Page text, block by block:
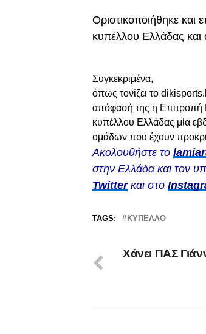
Οριστικοποιήθηκε και
κυπέλλου Ελλάδας και
Συγκεκριμένα,
όπως τονίζει το
απόφασή της η Επιτροπή
κυπέλλου Ελλάδας μία
ομάδων που έχουν
Ακολουθήστε το
στην Ελλάδα και τον
Twitterκαι στο
TAGS: ΚΎΠΕΛΛΟ
Χάνει ΠΑΣ